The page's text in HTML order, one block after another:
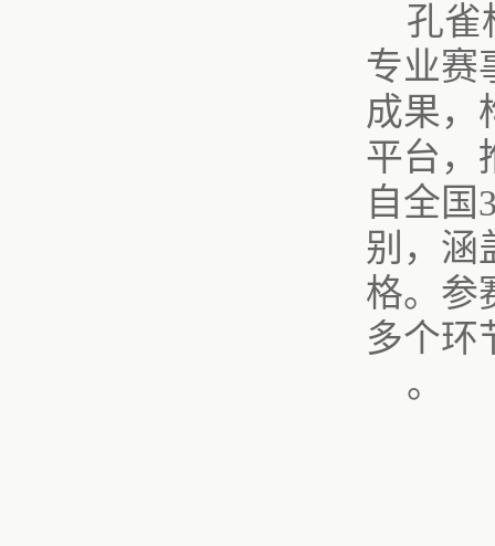
孔雀
专业赛
成果，
平台，
自全国
别，涵
格。参
多个环
。